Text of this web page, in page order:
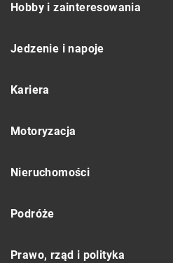
Hobby i zainteresowania
Jedzenie i napoje
Kariera
Motoryzacja
Nieruchomości
Podróże
Prawo, rząd i polityka